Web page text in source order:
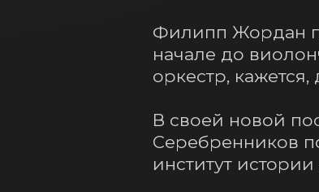
Филипп Жордан
начале до
оркестр,
В своей новой
Серебренников
институт